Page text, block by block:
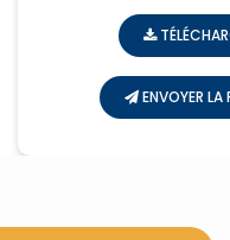
ENVOYER LA